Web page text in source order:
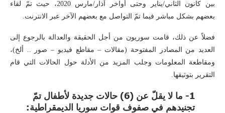
بين كانون الثاني/يناير وحتى أواخر آذار/مارس 2020، حيث تمّ لقاء
بعضهم بشكل مباشر فيما تمّ التواصل مع بعضهم الآخر عبر الانترنت.
فضلاً عن ذلك، قامت سوريون من أجل الحقيقة والعدالة بالرجوع إلى
العديد من المصادر المفتوحة (مقالات – مقاطع فيديو – صور .. ألخ)،
ومقاطعة المعلومات وجلب المزيد من الأدلة حول الحالات التي قام
التقرير بتوثيقها.
1- ما لا يقلّ عن (6) حالات جديدة لأطفال تمّ
تجنيدهم في صفوف قوات سوريا الديمقراطية: